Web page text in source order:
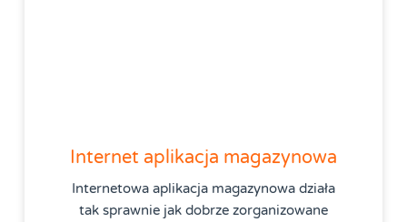
Internet aplikacja magazynowa
Internetowa aplikacja magazynowa działa
tak sprawnie jak dobrze zorganizowane